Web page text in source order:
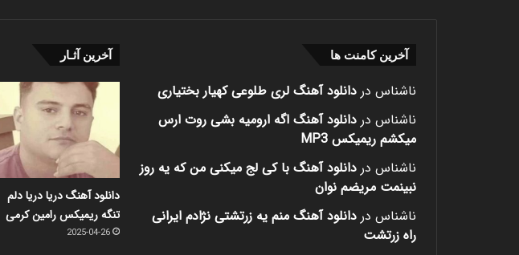
آخرین کامنت ها
ناشناس در دانلود آهنگ لری طلوعی کهیار بختیاری
ناشناس در دانلود آهنگ اگه ارومیه بشی روت ارس
میکشم ریمیکس MP3
ناشناس در دانلود آهنگ با کی لج میکنی من که یه روز
نبینمت مریضم نوان
ناشناس در دانلود آهنگ منم یه زرتشتی نژادم ایرانی
راه زرتشت
آخرین آثـار
دانلود آهنگ دریا دریا دلم
تنگه ریمیکس رامین کرمی
2025-04-26